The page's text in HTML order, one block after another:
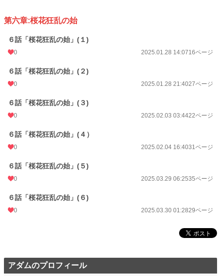
第六章:桜花狂乱の始
６話「桜花狂乱の始」(１)
0 2025.01.28 14:0716ページ
６話「桜花狂乱の始」(２)
0 2025.01.28 21:4027ページ
６話「桜花狂乱の始」(３)
0 2025.02.03 03:4422ページ
６話「桜花狂乱の始」(４）
0 2025.02.04 16:4031ページ
６話「桜花狂乱の始」(５)
0 2025.03.29 06:2535ページ
６話「桜花狂乱の始」(６)
0 2025.03.30 01:2829ページ
アダムのプロフィール